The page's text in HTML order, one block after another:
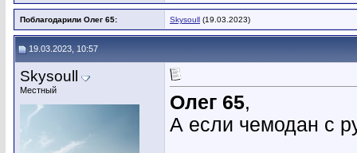
Поблагодарили Олег 65: Skysoull (19.03.2023)
19.03.2023, 10:57
Skysoull
Местный
Олег 65,
А если чемодан с